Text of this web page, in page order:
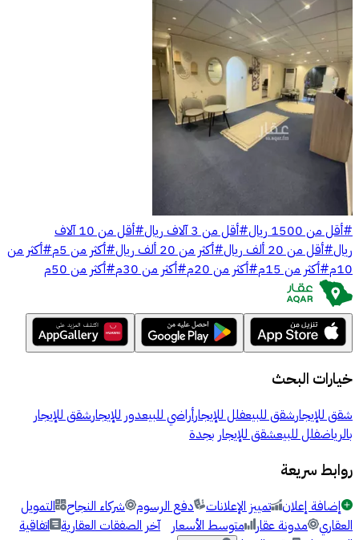
#أقل من 1500 ريال #أقل من 3 آلاف ريال #
أقل من 10 آلاف
ريال#أقل من 20 ألف ريال #أكثر من 20 ألف ريال #أكثر من 5م #أكثر من
10م #أكثر من 15م #أكثر من 20م #أكثر من 30م #أكثر من 50م
خيارات البحث
شقق للإيجارشقق للبيعفلل للإيجارأراضي للبيعدور للإيجارشقق للإيجار
بالرياضفلل للبيعشقق للإيجار بجدة
روابط سريعة
إضافة إعلان تمييز الإعلانات دفع الرسوم شركاء النجاح
التمويل
العقاري
مدونة عقار متوسط الأسعار آخر الصفقات العقارية
اتفاقية